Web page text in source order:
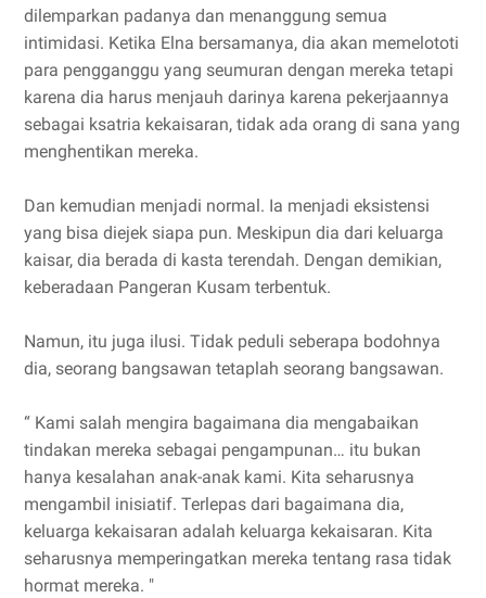
dilemparkan padanya dan menanggung semua
intimidasi. Ketika Elna bersamanya, dia akan memelototi
para pengganggu yang seumuran dengan mereka tetapi
karena dia harus menjauh darinya karena pekerjaannya
sebagai ksatria kekaisaran, tidak ada orang di sana yang
menghentikan mereka.
Dan kemudian menjadi normal. Ia menjadi eksistensi
yang bisa diejek siapa pun. Meskipun dia dari keluarga
kaisar, dia berada di kasta terendah. Dengan demikian,
keberadaan Pangeran Kusam terbentuk.
Namun, itu juga ilusi. Tidak peduli seberapa bodohnya
dia, seorang bangsawan tetaplah seorang bangsawan.
“ Kami salah mengira bagaimana dia mengabaikan
tindakan mereka sebagai pengampunan… itu bukan
hanya kesalahan anak-anak kami. Kita seharusnya
mengambil inisiatif. Terlepas dari bagaimana dia,
keluarga kekaisaran adalah keluarga kekaisaran. Kita
seharusnya memperingatkan mereka tentang rasa tidak
hormat mereka. "